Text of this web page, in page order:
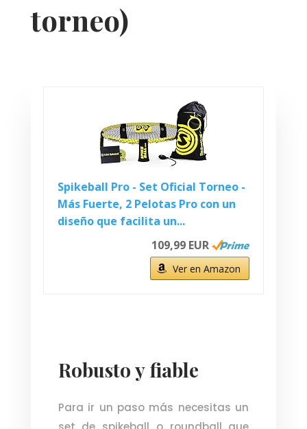
torneo)
Spikeball Pro - Set Oficial Torneo -
Más Fuerte, 2 Pelotas Pro con un
diseño que facilita un...
109,99 EUR
Ver en Amazon
Robusto y fiable
Para ir un paso más necesitas un